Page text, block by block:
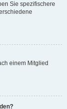
Sie spezifischere
einem Mitglied